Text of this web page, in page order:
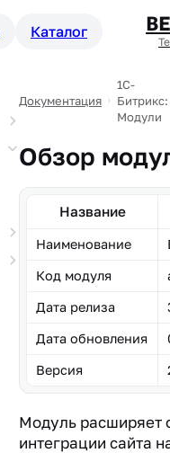
Каталог
Документация
1С-
Битрикс:
Модули
Обзор
Название
Наименование
Код модуля
Дата релиза
Дата обновления
Версия
Модуль расширяет
интеграции сайта